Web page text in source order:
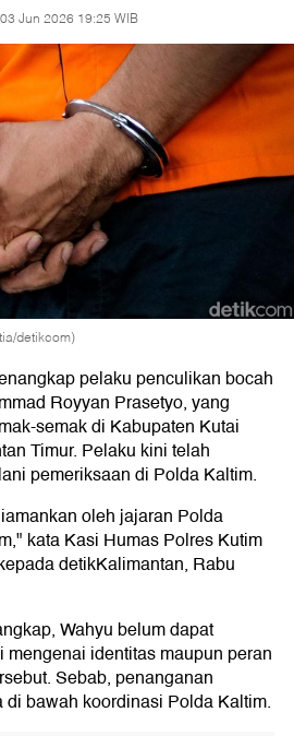
Jun 2026 19:25 WIB
detikcom)
pelaku penculikan bocah
Royyan Prasetyo, yang
semak di Kabupaten Kutai
Timur. Pelaku kini telah
pemeriksaan di Polda Kaltim.
oleh jajaran Polda
kata Kasi Humas Polres Kutim
detikKalimantan, Rabu
Wahyu belum dapat
identitas maupun peran
Sebab, penanganan
di bawah koordinasi Polda Kaltim.